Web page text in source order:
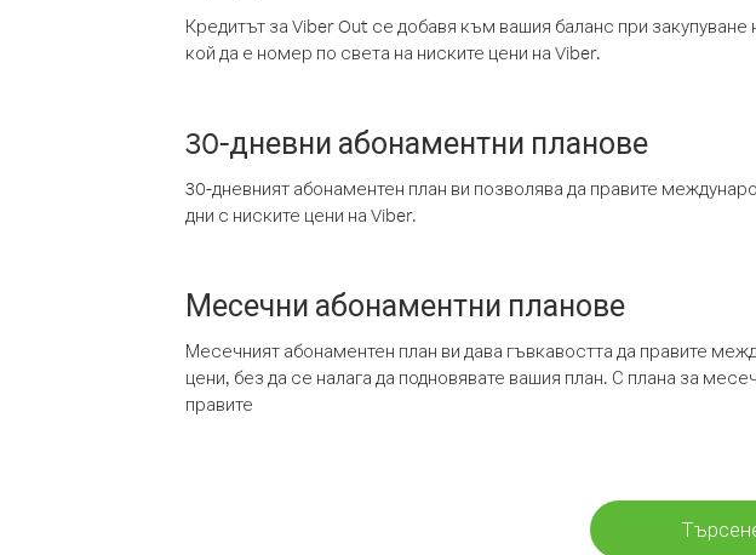
Кредитът за Viber Out се добавя към вашия баланс при
кой да е номер по света на ниските цени на Viber.
30-дневни абонаментни планове
30-дневният абонаментен план ви позволява да правите
дни с ниските цени на Viber.
Месечни абонаментни планове
Месечният абонаментен план ви дава гъвкавостта да правите
цени, без да се налага да подновявате вашия план. С плана за
правите